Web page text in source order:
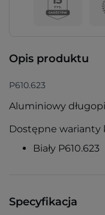
Opis produktu
P610.623
Aluminiowy
Dostępne warianty
Biały P610.623
Specyfikacja